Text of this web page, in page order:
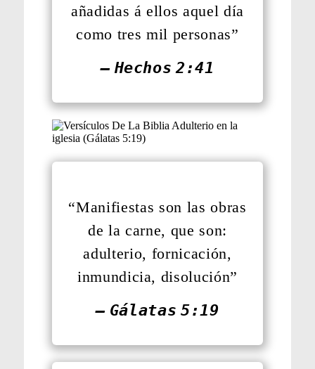
añadidas á ellos aquel día
como tres mil personas”
— Hechos 2:41
“Manifiestas son las obras
de la carne, que son:
adulterio, fornicación,
inmundicia, disolución”
— Gálatas 5:19